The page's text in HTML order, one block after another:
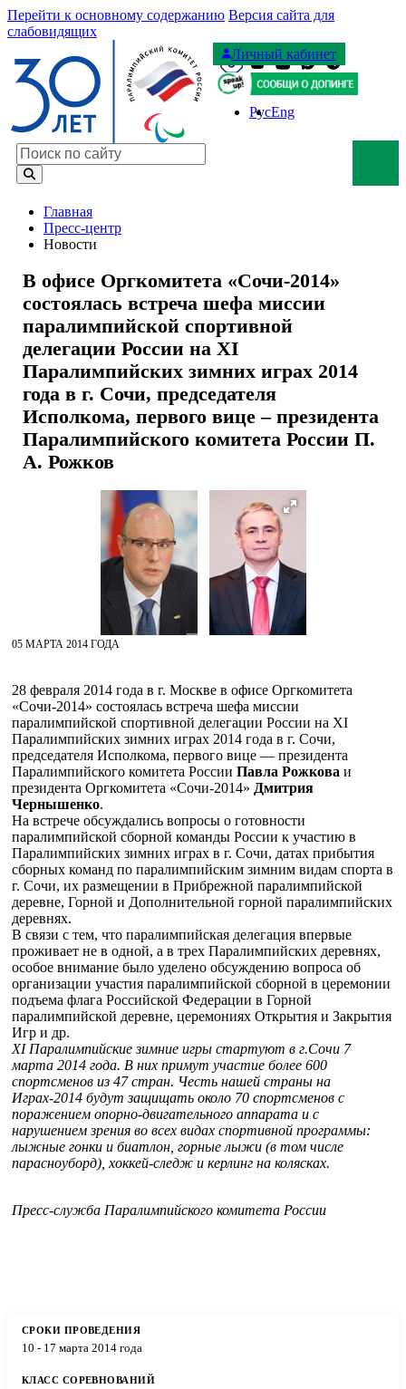
Перейти к основному содержанию Версия сайта для
слабовидящих
РусEng
Личный кабинет
Поиск по сайту
Главная
Пресс-центр
Новости
В офисе Оргкомитета «Сочи-2014»
состоялась встреча шефа миссии
паралимпийской спортивной
делегации России на XI
Паралимпийских зимних играх 2014
года в г. Сочи, председателя
Исполкома, первого вице – президента
Паралимпийского комитета России П.
А. Рожков
05 МАРТА 2014 ГОДА
28 февраля 2014 года в г. Москве в офисе Оргкомитета
«Сочи-2014» состоялась встреча шефа миссии
паралимпийской спортивной делегации России на XI
Паралимпийских зимних играх 2014 года в г. Сочи,
председателя Исполкома, первого вице — президента
Паралимпийского комитета России Павла Рожкова и
президента Оргкомитета «Сочи-2014» Дмитрия
Чернышенко.
На встрече обсуждались вопросы о готовности
паралимпийской сборной команды России к участию в
Паралимпийских зимних играх в г. Сочи, датах прибытия
сборных команд по паралимпийским зимним видам спорта в
г. Сочи, их размещении в Прибрежной паралимпийской
деревне, Горной и Дополнительной горной паралимпийских
деревнях.
В связи с тем, что паралимпийская делегация впервые
проживает не в одной, а в трех Паралимпийских деревнях,
особое внимание было уделено обсуждению вопроса об
организации участия паралимпийской сборной в церемонии
подъема флага Российской Федерации в Горной
паралимпийской деревне, церемониях Открытия и Закрытия
Игр и др.
XI Паралимпийские зимние игры стартуют в г.Сочи 7
марта 2014 года. В них примут участие более 600
спортсменов из 47 стран. Честь нашей страны на
Играх-2014 будут защищать около 70 спортсменов с
поражением опорно-двигательного аппарата и с
нарушением зрения во всех видах спортивной программы:
лыжные гонки и биатлон, горные лыжи (в том числе
парасноуборд), хоккей-следж и керлинг на колясках.
Пресс-служба Паралимпийского комитета России
10 - 17 марта 2014 года